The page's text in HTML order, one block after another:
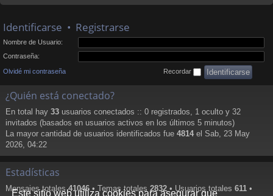
Este sitio web utiliza cookies para asegurar que
Identificarse • Registrarse
Nombre de Usuario:
Contraseña:
Olvidé mi contraseña Recordar
¿Quién está conectado?
En total hay 33 usuarios conectados :: 0 registrados, 1 oculto y 32
invitados (basados en usuarios activos en los últimos 5 minutos)
La mayor cantidad de usuarios identificados fue 4814 el Sab, 23 May
2026, 04:22
Estadísticas
Mensajes totales41046 • Temas totales 2832 • Usuarios totales 611 •